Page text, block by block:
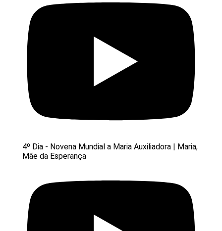
4º Dia - Novena Mundial a Maria Auxiliadora | Maria,
Mãe da Esperança